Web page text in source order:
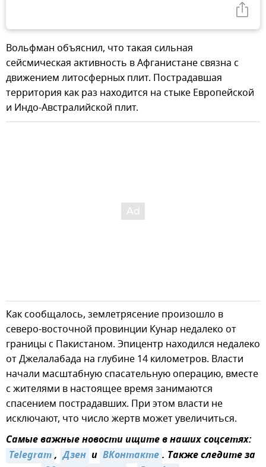
Вольфман объяснил, что такая сильная
сейсмическая активность в Афганистане связна с
движением литосферных плит. Пострадавшая
территория как раз находится на стыке Европейской
и Индо-Австралийской плит.
Как сообщалось, землетрясение произошло в
северо-восточной провинции Кунар недалеко от
границы с Пакистаном. Эпицентр находился недалеко
от Джелалабада на глубине 14 километров. Власти
начали масштабную спасательную операцию, вместе
с жителями в настоящее время занимаются
спасением пострадавших. При этом власти не
исключают, что число жертв может увеличиться.
Самые важные новости ищите в наших соцсетях:
Telegram, Дзен и ВКонтакте. Также следите за